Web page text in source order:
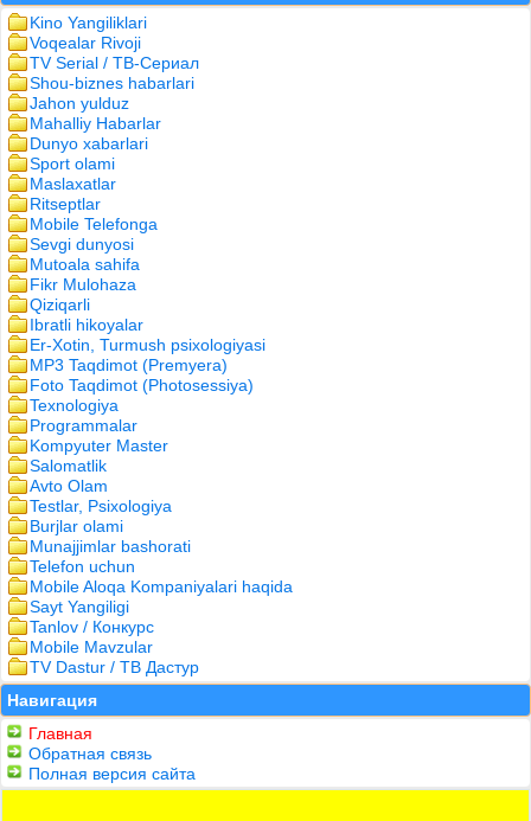
Kino Yangiliklari
Voqealar Rivoji
TV Serial / ТВ-Сериал
Shou-biznes habarlari
Jahon yulduz
Mahalliy Habarlar
Dunyo xabarlari
Sport olami
Maslaxatlar
Ritseptlar
Mobile Telefonga
Sevgi dunyosi
Mutoala sahifa
Fikr Mulohaza
Qiziqarli
Ibratli hikoyalar
Er-Xotin, Turmush psixologiyasi
MP3 Taqdimot (Premyera)
Foto Taqdimot (Photosessiya)
Texnologiya
Programmalar
Kompyuter Master
Salomatlik
Avto Olam
Testlar, Psixologiya
Burjlar olami
Munajjimlar bashorati
Telefon uchun
Mobile Aloqa Kompaniyalari haqida
Sayt Yangiligi
Tanlov / Конкурс
Mobile Mavzular
TV Dastur / ТВ Дастур
Навигация
Главная
Обратная связь
Полная версия сайта